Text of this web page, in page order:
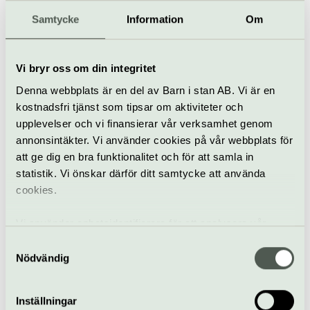
Samtycke Information Om
Vi bryr oss om din integritet
Denna webbplats är en del av Barn i stan AB. Vi är en
kostnadsfri tjänst som tipsar om aktiviteter och
upplevelser och vi finansierar vår verksamhet genom
annonsintäkter. Vi använder cookies på vår webbplats för
att ge dig en bra funktionalitet och för att samla in
statistik. Vi önskar därför ditt samtycke att använda
cookies.
Vi använder enhetsidentifierare för att analysera vår
samt tillhandahålla funktioner för sociala medier. Vi
vidarebefordrar även sådana identifierare och annan
information från din enhet till de sociala medier och
annons- och analysföretag som vi samarbetar med.
Nödvändig
Inställningar
Körsång Berwaldhallen
Klassiskt
Dantes Inferno
15–16 oktober
Berwaldhallen
balettmusik